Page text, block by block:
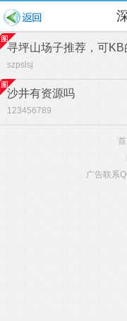
寻坪山场子推荐，可KB
szpslsj
沙井有资源吗
123456789
广告联系